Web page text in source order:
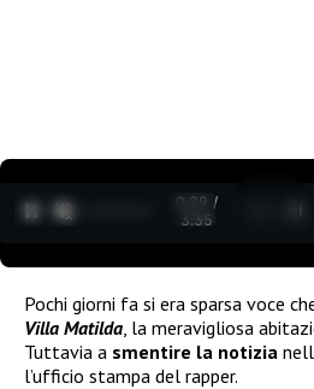
0:30 /
3:35
Pochi giorni fa si era sparsa voce
Villa Matilda , la meravigliosa
Tuttavia a smentire la notizia
l’ufficio stampa del rapper.